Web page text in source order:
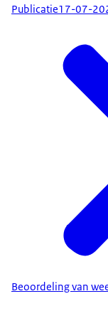
Publicatie17-07-
Beoordeling van